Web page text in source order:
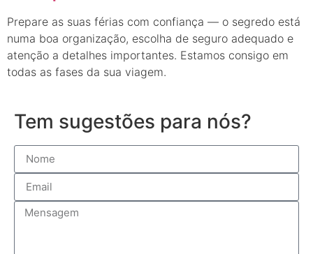
Prepare as suas férias com confiança — o segredo está
numa boa organização, escolha de seguro adequado e
atenção a detalhes importantes. Estamos consigo em
todas as fases da sua viagem.
Tem sugestões para nós?